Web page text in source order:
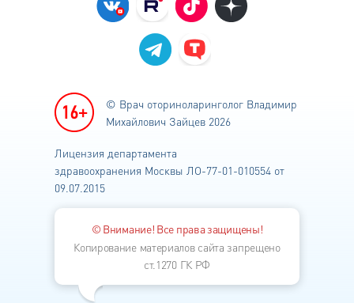
© Врач оториноларинголог Владимир
Михайлович Зайцев 2026
Лицензия департамента
здравоохранения Москвы ЛО-77-01-010554 от
09.07.2015
© Внимание! Все права защищены!
Копирование материалов сайта запрещено
ст.1270 ГК РФ